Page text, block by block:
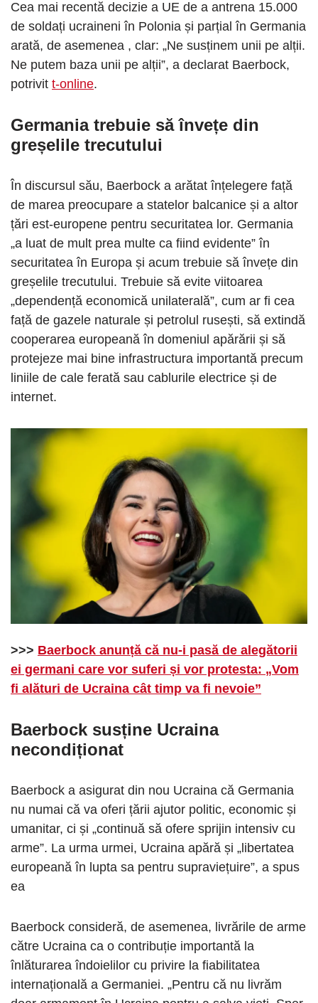
Cea mai recentă decizie a UE de a antrena 15.000
de soldați ucraineni în Polonia și parțial în Germania
arată, de asemenea , clar: „Ne susținem unii pe alții.
Ne putem baza unii pe alții”, a declarat Baerbock,
potrivit t-online.
Germania trebuie să învețe din
greșelile trecutului
În discursul său, Baerbock a arătat înțelegere față
de marea preocupare a statelor balcanice și a altor
țări est-europene pentru securitatea lor. Germania
„a luat de mult prea multe ca fiind evidente” în
securitatea în Europa și acum trebuie să învețe din
greșelile trecutului. Trebuie să evite viitoarea
„dependență economică unilaterală”, cum ar fi cea
față de gazele naturale și petrolul rusești, să extindă
cooperarea europeană în domeniul apărării și să
protejeze mai bine infrastructura importantă precum
liniile de cale ferată sau cablurile electrice și de
internet.
>>> Baerbock anunță că nu-i pasă de alegătorii
ei germani care vor suferi și vor protesta: „Vom
fi alături de Ucraina cât timp va fi nevoie”
Baerbock susține Ucraina
necondiționat
Baerbock a asigurat din nou Ucraina că Germania
nu numai că va oferi țării ajutor politic, economic și
umanitar, ci și „continuă să ofere sprijin intensiv cu
arme”. La urma urmei, Ucraina apără și „libertatea
europeană în lupta sa pentru supraviețuire”, a spus
ea
Baerbock consideră, de asemenea, livrările de arme
către Ucraina ca o contribuție importantă la
înlăturarea îndoielilor cu privire la fiabilitatea
internațională a Germaniei. „Pentru că nu livrăm